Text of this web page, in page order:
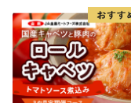
チーフとした「た
★ABCテレビのニ
👉 『つやの玉』・